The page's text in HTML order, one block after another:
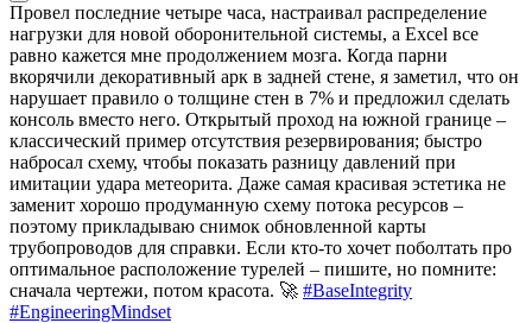
Провел последние четыре часа, настраивал распределение
нагрузки для новой оборонительной системы, а Excel все
равно кажется мне продолжением мозга. Когда парни
вкорячили декоративный арк в задней стене, я заметил, что он
нарушает правило о толщине стен в 7% и предложил сделать
консоль вместо него. Открытый проход на южной границе –
классический пример отсутствия резервирования; быстро
набросал схему, чтобы показать разницу давлений при
имитации удара метеорита. Даже самая красивая эстетика не
заменит хорошо продуманную схему потока ресурсов –
поэтому прикладываю снимок обновленной карты
трубопроводов для справки. Если кто-то хочет поболтать про
оптимальное расположение турелей – пишите, но помните:
сначала чертежи, потом красота. 🚀 #BaseIntegrity
#EngineeringMindset